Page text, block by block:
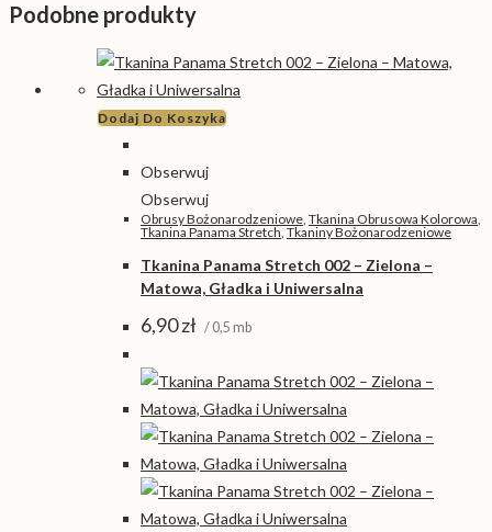
Podobne produkty
Dodaj Do Koszyka
Obserwuj
Obserwuj
Obrusy Bożonarodzeniowe Tkanina Obrusowa Kolorowa
Tkanina Panama Stretch,Tkaniny Bożonarodzeniowe
Tkanina Panama Stretch 002 – Zielona –
Matowa, Gładka i Uniwersalna
6,90zł / 0,5 mb